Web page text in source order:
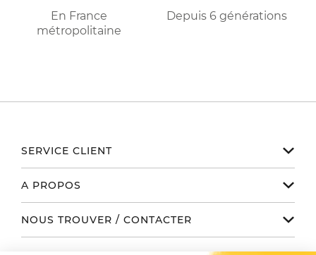
En France
métropolitaine
Depuis 6 générations
SERVICE CLIENT
de 9h à 17h du lundi au vendredi
Email serviceclient@manbow.fr
Téléphone01 78 35 10 20
A PROPOS
Nos engagements
NOUS TROUVER / CONTACTER